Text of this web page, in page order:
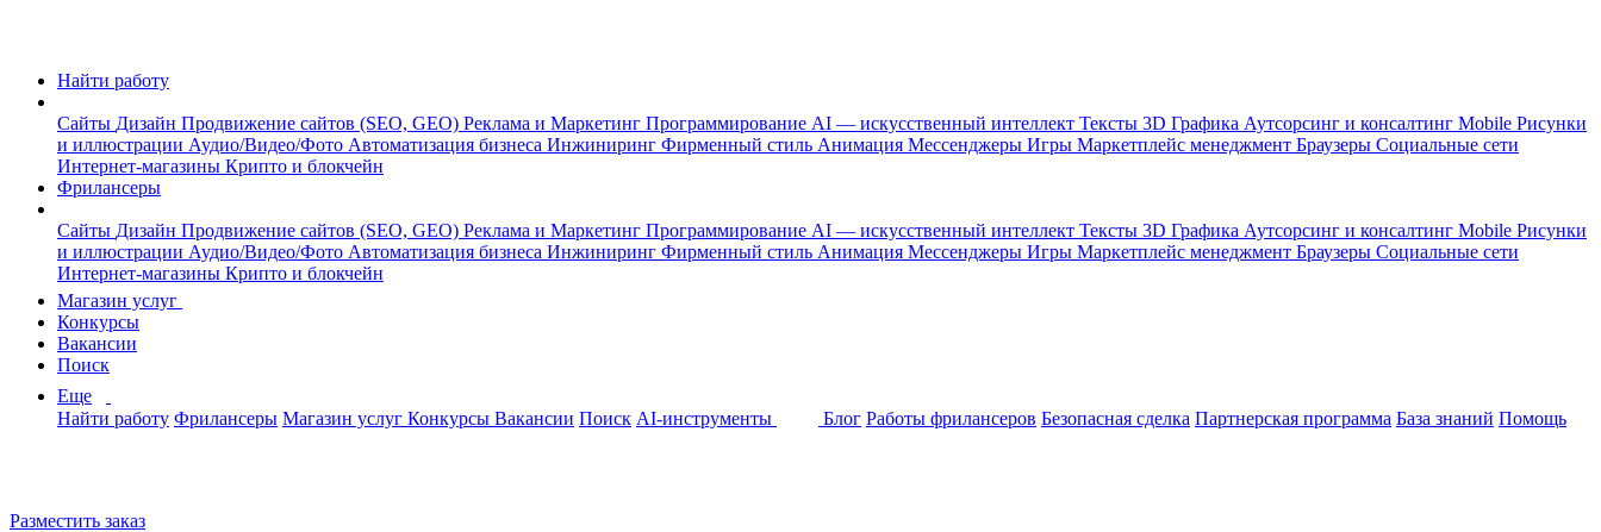
Найти работу
Сайты Дизайн Продвижение сайтов (SEO, GEO) Реклама и Маркетинг Программирование AI — искусственный интеллект Тексты 3D Графика Аутсорсинг и консалтинг Mobile Рисунки
и иллюстрации Аудио/Видео/Фото Автоматизация бизнеса Инжиниринг Фирменный стиль Анимация Мессенджеры Игры Маркетплейс менеджмент Браузеры Социальные сети
Интернет-магазины Крипто и блокчейн
Фрилансеры
Сайты Дизайн Продвижение сайтов (SEO, GEO) Реклама и Маркетинг Программирование AI — искусственный интеллект Тексты 3D Графика Аутсорсинг и консалтинг Mobile Рисунки
и иллюстрации Аудио/Видео/Фото Автоматизация бизнеса Инжиниринг Фирменный стиль Анимация Мессенджеры Игры Маркетплейс менеджмент Браузеры Социальные сети
Интернет-магазины Крипто и блокчейн
Магазин услуг
Конкурсы
Вакансии
Поиск
Еще
Найти работу Фрилансеры Магазин услуг Конкурсы Вакансии Поиск AI-инструменты Блог Работы фрилансеров Безопасная сделка Партнерская программа База знаний Помощь
Разместить заказ